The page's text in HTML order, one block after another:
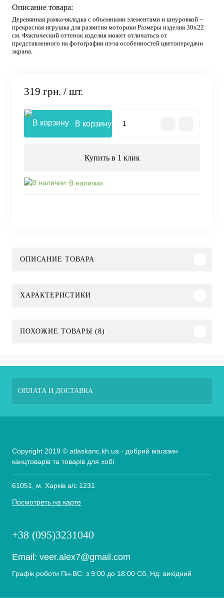
Описание товара:
Деревянная рамка-вкладка с объемными элементами и шнуровкой –
прекрасная игрушка для развития моторики Размеры изделия 30х22
см. Фактический оттенок изделия может отличаться от
представленного на фотографии из-за особенностей цветопередачи
экрана.
319 грн. / шт.
В корзину
Купить в 1 клик
В наличии
ОПИСАНИЕ ТОВАРА
ХАРАКТЕРИСТИКИ
ПОХОЖИЕ ТОВАРЫ (8)
ОПЛАТА И ДОСТАВКА
Copyright 2019 © atlaskanc.kh.ua - добрий магазин
канцтоварів та товарів для хобі
61051, м. Харків а/с 1231.
Посмотреть на карте
+38 (095)3231040
Email: veer.alex7@gmail.com
Графік роботи Пн-ВС: з 9:00 до 18:00 Сб, Нд: вихідний